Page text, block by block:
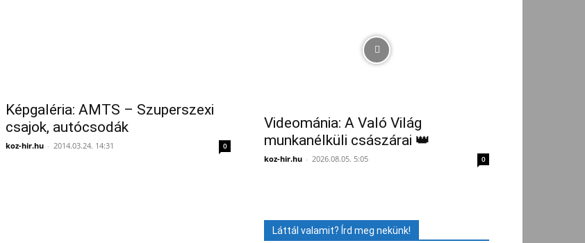
Képgaléria: AMTS – Szuperszexi
csajok, autócsodák
koz-hir.hu - 2014.03.24. 14:31 0
Videománia: A Való Világ
munkanélküli császárai 👑
koz-hir.hu - 2026.08.05. 5:05 0
Láttál valamit? Írd meg nekünk!